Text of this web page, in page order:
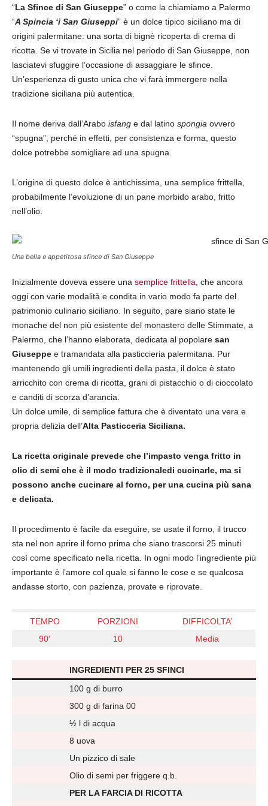
“La Sfince di San Giuseppe” o come la chiamiamo a Palermo
“A Spincia ‘i San Giuseppi” è un dolce tipico siciliano ma di
origini palermitane: una sorta di bignè ricoperta di crema di
ricotta. Se vi trovate in Sicilia nel periodo di San Giuseppe, non
lasciatevi sfuggire l’occasione di assaggiare le sfince.
Un’esperienza di gusto unica che vi farà immergere nella
tradizione siciliana più autentica.
Il nome deriva dall’Arabo isfang e dal latino spongia ovvero
“spugna”, perché in effetti, per consistenza e forma, questo
dolce potrebbe somigliare ad una spugna.
L’origine di questo dolce è antichissima, una semplice frittella,
probabilmente l’evoluzione di un pane morbido arabo, fritto
nell’olio.
Una bella e appetitosa sfince di San Giuseppe
Inizialmente doveva essere una semplice frittella , che ancora
oggi con varie modalità e condita in vario modo fa parte del
patrimonio culinario siciliano. In seguito, pare siano state le
monache del non più esistente del monastero delle Stimmate, a
Palermo, che l’hanno elaborata, dedicata al popolare san
Giuseppe e tramandata alla pasticcieria palermitana. Pur
mantenendo gli umili ingredienti della pasta, il dolce è stato
arricchito con crema di ricotta, grani di pistacchio o di cioccolato
e canditi di scorza d’arancia.
Un dolce umile, di semplice fattura che è diventato una vera e
propria delizia dell’Alta Pasticceria Siciliana.
La ricetta originale prevede che l’impasto venga fritto in
olio di semi che è il modo tradizionaledi cucinarle, ma si
possono anche cucinare al forno, per una cucina più sana
e delicata.
Il procedimento è facile da eseguire, se usate il forno, il trucco
sta nel non aprire il forno prima che siano trascorsi 25 minuti
così come specificato nella ricetta. In ogni modo l’ingrediente più
importante è l’amore col quale si fanno le cose e se qualcosa
andasse storto, con pazienza, provate e riprovate.
TEMPO PORZIONI
DIFFICOLTA’
90′
10 Media
INGREDIENTI PER 25 SFINCI
100 g di burro
300 g di farina 00
½ l di acqua
8 uova
Un pizzico di sale
Olio di semi per friggere q.b.
PER LA FARCIA DI RICOTTA